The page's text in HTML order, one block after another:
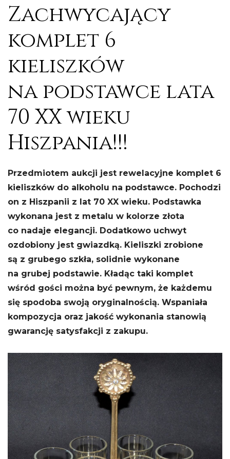
Zachwycający
komplet 6
kieliszków
na podstawce lata
70 XX wieku
Hiszpania!!!
Przedmiotem aukcji jest rewelacyjne komplet 6
kieliszków do alkoholu na podstawce. Pochodzi
on z Hiszpanii z lat 70 XX wieku. Podstawka
wykonana jest z metalu w kolorze złota
co nadaje elegancji. Dodatkowo uchwyt
ozdobiony jest gwiazdką. Kieliszki zrobione
są z grubego szkła, solidnie wykonane
na grubej podstawie. Kładąc taki komplet
wśród gości można być pewnym, że każdemu
się spodoba swoją oryginalnością. Wspaniała
kompozycja oraz jakość wykonania stanowią
gwarancję satysfakcji z zakupu.